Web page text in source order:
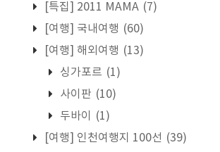
[특집] 2011 MAMA (7)
[여행] 국내여행 (60)
[여행] 해외여행 (13)
싱가포르 (1)
사이판 (10)
두바이
(1)
[여행] 인천여행지 100선 (39)